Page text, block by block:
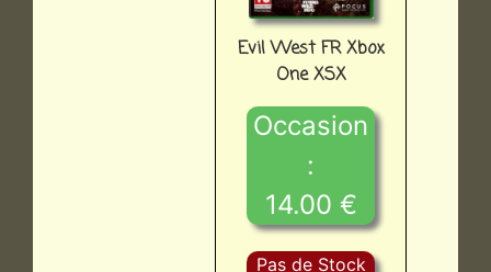
Evil West FR Xbox
One XSX
Occasion
:
14.00 €
Pas de Stock